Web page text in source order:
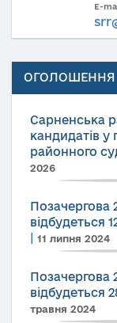
E-
ОГОЛОШЕННЯ
Сарненська
кандидатів у
районного
2026
Позачергова
відбудеться
11 липня 2024
Позачергова
відбудеться
травня 2024